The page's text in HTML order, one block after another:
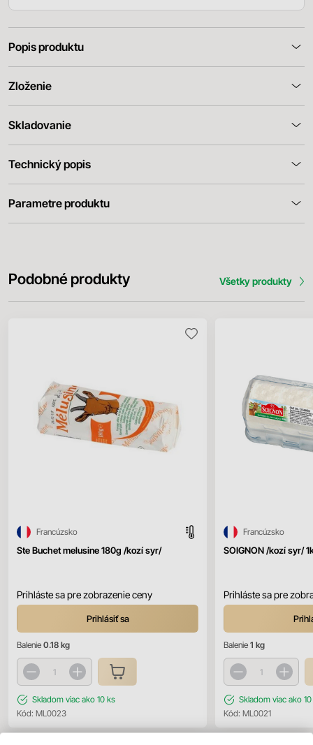
Popis produktu
Zloženie
Skladovanie
Technický popis
Parametre produktu
Podobné produkty Všetky produkty
Ste Buchet melusine 180g /kozí syr/
Francúzsko
Prihláste sa pre zobrazenie ceny
Prihlásiť sa
Balenie 0.18 kg
Skladom viac ako 10 ks
Kód: ML0023
SOIGNON /kozí syr/
Francúzsko
Prihláste sa pre
Balenie 1 kg
Skladom viac ako
Kód: ML0021